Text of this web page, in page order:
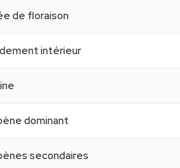
de floraison
intérieur
dominant
secondaires